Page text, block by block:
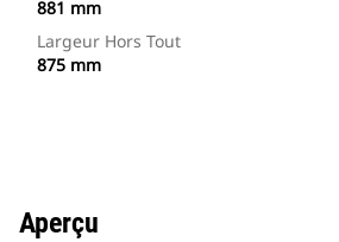
881 mm
Largeur Hors Tout
875 mm
Aperçu